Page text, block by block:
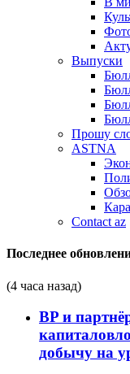
Выпуски
Прошу
ASTNA
Contact az
Последнее
(4 часа назад)
BP и
добычу на